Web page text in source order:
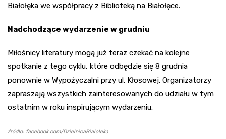
Białołęka we współpracy z Biblioteką na Białołęce.
Nadchodzące wydarzenie w grudniu
Miłośnicy literatury mogą już teraz czekać na kolejne
spotkanie z tego cyklu, które odbędzie się 8 grudnia
ponownie w Wypożyczalni przy ul. Kłosowej. Organizatorzy
zapraszają wszystkich zainteresowanych do udziału w tym
ostatnim w roku inspirującym wydarzeniu.
źródło: facebook.com/DzielnicaBialoleka